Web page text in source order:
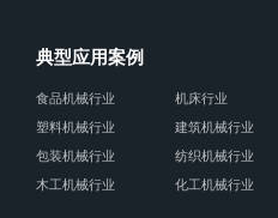
典型应用案例
食品机械行业
机床行业
塑料机械行业
建筑机械行业
包装机械行业
纺织机械行业
木工机械行业
化工机械行业